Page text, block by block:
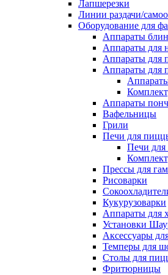
Лапшерезки
Линии раздачи/
Оборудование для
Аппараты
Аппараты для
Аппараты для
Аппараты для
Аппараты
Вафельницы
Грили
Печи для
Печи
Прессы для
Рисоварки
Кукурузоварки
Аппараты для
Установки
Аксессуары
Темперы для
Столы для
Фритюрницы